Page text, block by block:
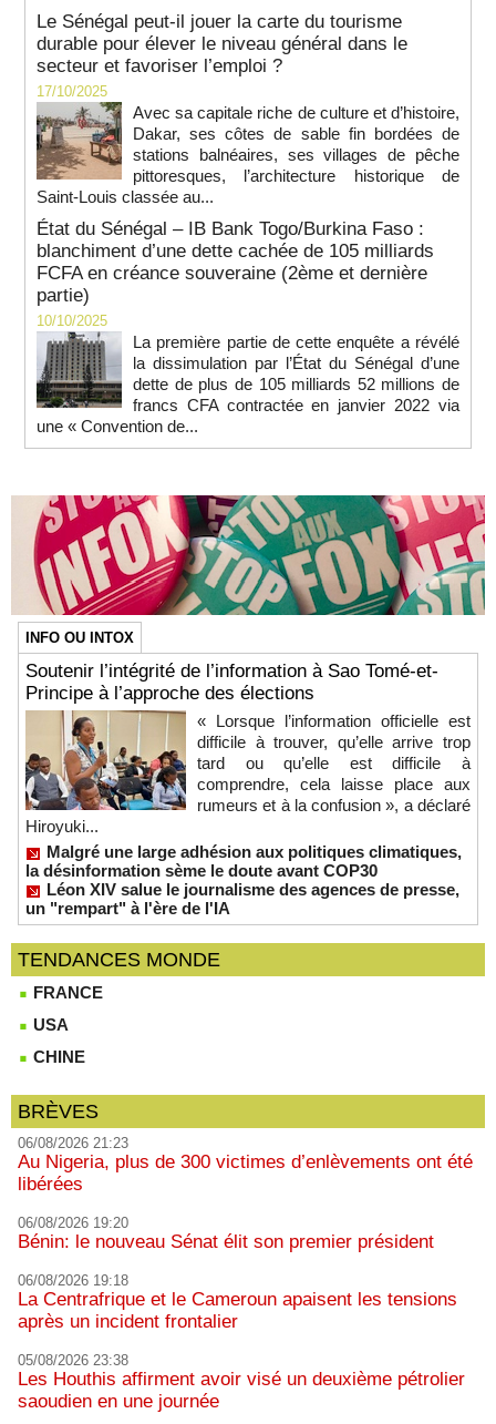
Le Sénégal peut-il jouer la carte du tourisme
durable pour élever le niveau général dans le
secteur et favoriser l’emploi ?
17/10/2025
Avec sa capitale riche de culture et d’histoire,
Dakar, ses côtes de sable fin bordées de
stations balnéaires, ses villages de pêche
pittoresques, l’architecture historique de
Saint-Louis classée au...
État du Sénégal – IB Bank Togo/Burkina Faso :
blanchiment d’une dette cachée de 105 milliards
FCFA en créance souveraine (2ème et dernière
partie)
10/10/2025
La première partie de cette enquête a révélé
la dissimulation par l’État du Sénégal d’une
dette de plus de 105 milliards 52 millions de
francs CFA contractée en janvier 2022 via
une « Convention de...
INFO OU INTOX
Soutenir l’intégrité de l’information à Sao Tomé-et-
Principe à l’approche des élections
« Lorsque l’information officielle est
difficile à trouver, qu’elle arrive trop
tard ou qu’elle est difficile à
comprendre, cela laisse place aux
rumeurs et à la confusion », a déclaré
Hiroyuki...
Malgré une large adhésion aux politiques climatiques,
la désinformation sème le doute avant COP30
Léon XIV salue le journalisme des agences de presse,
un "rempart" à l'ère de l'IA
TENDANCES MONDE
FRANCE
USA
CHINE
BRÈVES
06/08/2026 21:23
Au Nigeria, plus de 300 victimes d’enlèvements ont été
libérées
06/08/2026 19:20
Bénin: le nouveau Sénat élit son premier président
06/08/2026 19:18
La Centrafrique et le Cameroun apaisent les tensions
après un incident frontalier
05/08/2026 23:38
Les Houthis affirment avoir visé un deuxième pétrolier
saoudien en une journée